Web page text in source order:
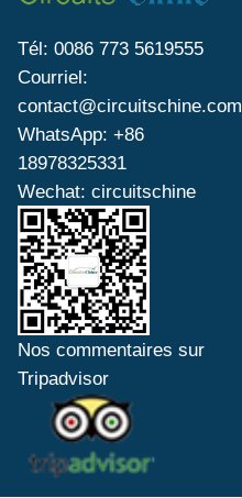
Tél: 0086 773 5619555
Courriel:
contact@circuitschine.com
WhatsApp: +86
18978325331
Wechat: circuitschine
Nos commentaires sur
Tripadvisor